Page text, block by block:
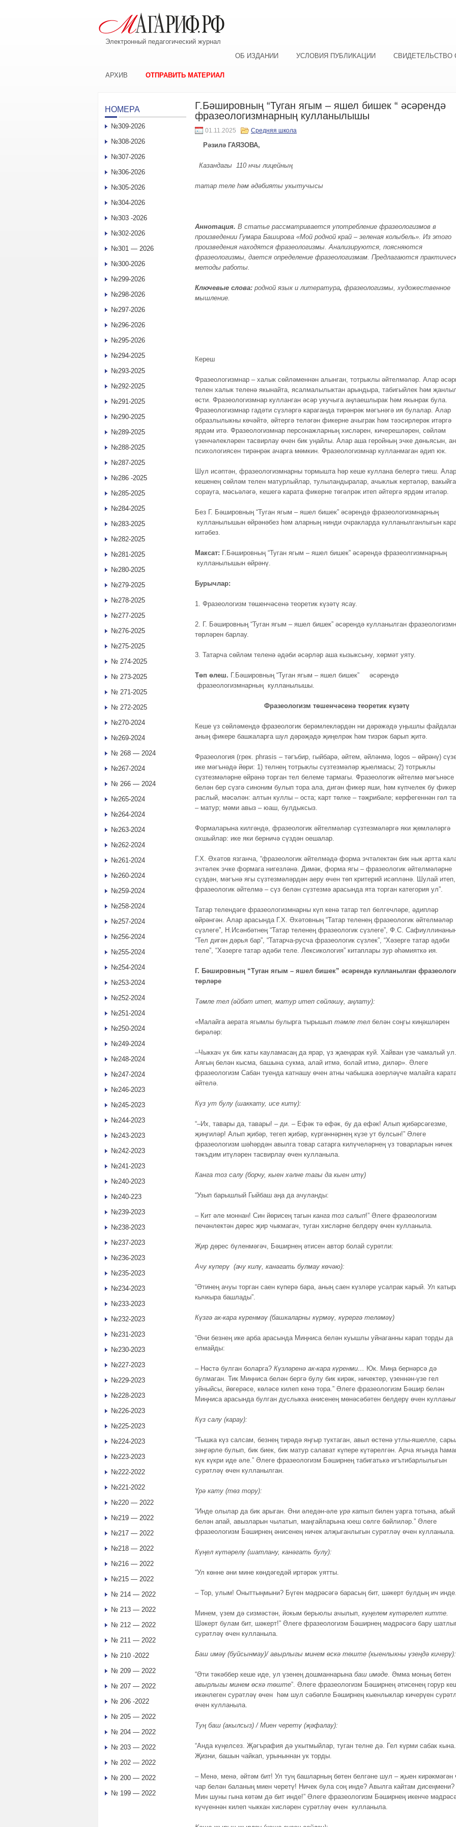
Электронный педагогический журнал
ОБ ИЗДАНИИ
УСЛОВИЯ ПУБЛИКАЦИИ СВИДЕТЕЛЬСТВО
АРХИВ ОТПРАВИТЬ МАТЕРИАЛ
Г.Бәшировның “Туган ягым – яшел бишек “ әсәрендә
фразеологизмнарның кулланылышы
01.11.2025 Средняя школа
Рәзилә ГАЯЗОВА,
Казандагы 110 нчы лицейның
татар теле һәм әдәбияты укытучысы
Аннотация. В статье рассматривается употребление фразеологизмов в
произведении Гумара Баширова «Мой родной край –зеленая колыбель». Из этого
произведения находятся фразеологизмы. Анализируются, поясняются
фразеологизмы, дается определение фразеологизмам. Предлагаются
методы работы.
Ключевые слова: родной язык и литература, фразеологизмы, художественное
мышление.
Кереш
Фразеологизмнар – халык сөйләменнән алынган, тотрыклы әйтелмәләр. Алар
телен халык теленә якынайта, ясалмалылыктан арындыра, табигыйлек һәм
өсти. Фразеологизмнар кулланган әсәр укучыга аңлаешлырак һәм якынрак була.
Фразеологизмнар гадәти сүзләргә караганда тирәнрәк мәгънәгә ия булалар. Алар
образлылыкны көчәйтә, әйтергә теләгән фикерне ачыграк һәм тәэсирлерәк итәргә
ярдәм итә. Фразеологизмнар персонажларның хисләрен, кичерешләрен, сөйләм
үзенчәлекләрен тасвирлау өчен бик уңайлы. Алар аша геройның эчке дөньясын,
психологиясен тирәнрәк ачарга мөмкин. Фразеологизмнар кулланмаган әдип юк.
Шул исәптән, фразеологизмнарны тормышта һәр кеше куллана белергә тиеш. Алар
кешенең сөйләм телен матурлыйлар, тулыландыралар, ачыклык кертәләр,
сорауга, мәсьәләгә, кешегә карата фикерне төгәлрәк итеп әйтергә ярдәм итәләр.
Без Г. Бәшировның “Туган ягым – яшел бишек” әсәрендә фразеологизмнарның
кулланылышын өйрәнәбез һәм аларның нинди очракларда кулланылганлыгын
китәбез.
Максат: Г.Бәшировның “Туган ягым – яшел бишек” әсәрендә фразеолгизмнарның
кулланылышын өйрәнү.
Бурычлар:
1. Фразеологизм төшенчәсенә теоретик күзәтү ясау.
2. Г. Бәшировның “Туган ягым – яшел бишек” әсәрендә кулланылган
төрләрен барлау.
3. Татарча сөйләм теленә әдәби әсәрләр аша кызыксыну, хөрмәт уяту.
Төп өлеш. Г.Бәшировның “Туган ягым – яшел бишек” әсәрендә
фразеологизмнарның кулланылышы.
Фразеологизм төшенчәсенә теоретик күзәтү
Кеше үз сөйләмендә фразеологик берәмлекләрдән ни дәрәжәдә уңышлы
аның фикере башкаларга шул дәрәҗәдә җиңелрәк һәм тизрәк барып җитә.
Фразеология (грек. phrasis – тәгъбир, гыйбарә, әйтем, әйләнмә, logos – өйрәнү)
ике мәгънәдә йөри: 1) телнең тотрыклы сүзтезмәләр җыелмасы; 2) тотрыклы
сүзтезмәләрне өйрәнә торган тел белеме тармагы. Фразеологик әйтелмә мәгънәсе
белән бер сүзгә синоним булып тора ала, дигән фикер яши, һәм күпчелек бу
раслый, мәсәлән: алтын куллы – оста; карт төлке – тәҗрибәле; керфегеннән гөл
– матур; мәми авыз – юаш, булдыксыз.
Формаларына килгәндә, фразеологик әйтелмәләр сүзтезмәләргә яки җөмләләргә
охшыйлар: ике яки берничә сүздән оешалар.
Г.Х. Әхәтов язганча, “фразеологик әйтелмәдә форма эчтәлектән бик нык артта
эчтәлек эчке формага нигезләнә. Димәк, форма ягы – фразеологик әйтелмәләрне
сүздән, мәгънә ягы сүзтезмәләрдән аеру өчен төп критерий исәпләнә. Шулай итеп,
фразеологик әйтелмә – сүз белән сүзтезмә арасында ята торган категория ул”.
Татар телендәге фразеологизмнарны күп кенә татар тел белгечләре, әдипләр
өйрәнгән. Алар арасында Г.Х. Әхәтовның “Татар теленең фразеологик әйтелмәләр
сүзлеге”, Н.Исәнбәтнең “Татар теленең фразеологик сүзлеге”, Ф.С.
“Тел дигән дәрья бар”, “Татарча-русча фразеологик сүзлек”, “Хәзерге татар әдәби
теле”, “Хәзерге татар әдәби теле. Лексикология” китаплары зур әһәмияткә ия.
Г. Бәшировның “Туган ягым – яшел бишек” әсәрендә кулланылган
төрләре
Тәмле тел (әйбәт итеп, матур итеп сөйләшү, аңлату):
«Малайга аерата ягымлы булырга тырышып тәмле тел белән соңгы киңәшләрен
бирәләр:
–Чыккач ук бик каты кауламасаң да ярар, үз җаеңарак куй. Хайван үзе чамалый ул.
Аягың белән кысма, башына сукма, алай итмә, болай итмә, диләр». Әлеге
фразеологизм Сабан туенда катнашу өчен атны чабышка әзерләүче малайга
әйтелә.
Күз ут булу (шаккату, исе китү):
“–Их, тавары да, тавары! – ди. – Ефәк тә ефәк, бу да ефәк! Алып җибәрсәгезме,
җиңгиләр! Алып җибәр, тегеп җибәр, күргәннәрнең күзе ут булсын!” Әлеге
фразеологизм шәһәрдән авылга товар сатарга килүчеләрнең үз товарларын ничек
тәкъдим итүләрен тасвирлау өчен кулланыла.
Канга тоз салу (борчу, кыен хәлне тагы да кыен итү)
“Узып барышлый Гыйбаш аңа да ачуланды:
– Кит әле моннан! Син йөрисең тагын канга тоз салып!” Әлеге фразеологизм
печәнлектән дөрес җир чыкмагач, туган хисләрне белдерү өчен кулланыла.
Җир дөрес бүленмәгәч, Бәширнең әтисен автор болай сурәтли:
Ачу күперү (ачу килү, канәгать булмау көчәю):
“Әтинең ачуы торган саен күперә бара, аның саен күзләре усалрак карый. Ул
кычкыра башлады”.
Күзгә ак-кара күренмәү (башкаларны күрмәү, күрергә теләмәү)
“Әни безнең ике арба арасында Миңниса белән куышлы уйнаганны карап торды да
елмайды:
– Нәстә булган боларга? Күзләренә ак-кара күренми… Юк. Миңа бернәрсә дә
булмаган. Тик Миңниса белән бергә булу бик кирәк, ничектер, үзеннән-үзе гел
уйныйсы, йөгерәсе, көләсе килеп кенә тора.” Әлеге фразеологизм Бәшир белән
Миңниса арасында булган дуслыкка әнисенең мөнәсәбәтен белдерү өчен
Күз салу (карау):
“Тышка күз салсам, безнең тирәдә яңгыр туктаган, авыл өстенә утлы-яшелле,
зәңгәрле булып, бик биек, бик матур салават күпере күтәрелгән. Арча ягында
күк күкри иде әле.” Әлеге фразеологизм Бәширнең табигатькә игътибарлылыгын
сурәтләү өчен кулланылган.
Үрә кату (төз тору):
“Инде олылар да бик арыган. Әни әледән-әле үрә катып билен уарга тотына, абый
белән апай, авызларын чылатып, маңгайларына юеш сөлге бәйлиләр.” Әлеге
фразеологизм Бәширнең әнисенең ничек алҗыганлыгын сурәтләү өчен кулланыла.
Күңел күтәрелү (шатлану, канәгать булу):
“Ул көнне әни мине көндәгедәй иртәрәк уятты.
– Тор, улым! Оныттыңмыни? Бүген мәдрәсәгә барасың бит, шәкерт булдың ич
Минем, үзем дә сизмәстән, йокым берьюлы ачылып, күңелем күтәрелеп китте.
Шәкерт булам бит, шәкерт!” Әлеге фразеологизм Бәширнең мәдрәсәгә бару
сурәтләү өчен кулланыла.
Баш имәү (буйсынмау)/ авырлыгы минем өскә төште (кыенлыкны үзеңдә кичерү):
“Әти тәкәббер кеше иде, ул үзенең дошманнарына баш имәде. Әмма моның бөтен
авырлыгы минем өскә төште”. Әлеге фразеологизм Бәширнең әтисенең горур
икәнлеген сурәтләү өчен һәм шул сәбәпле Бәширнең кыенлыклар кичерүен
өчен кулланыла.
Туң баш (акылсыз) / Миен черетү (җәфалау):
“Анда күңелсез. Җәгърафия дә укытмыйлар, туган телне дә. Гел күрми сабак кына.
Җизни, башын чайкап, урыныннан ук торды.
– Менә, менә, әйтәм бит! Ул туң башларның бөтен белгәне шул – җыен кирәкмәгән
чар белән баланың миен черетү! Ничек була соң инде? Авылга кайтам дисеңмени?
Мин шуны гына көтәм дә бит инде!” Әлеге фразеологизм Бәширнең икенче
күчүеннән килеп чыккан хисләрен сурәтләү өчен кулланыла.
НОМЕРА
№309-2026
№308-2026
№307-2026
№306-2026
№305-2026
№304-2026
№303 -2026
№302-2026
№301 — 2026
№300-2026
№299-2026
№298-2026
№297-2026
№296-2026
№295-2026
№294-2025
№293-2025
№292-2025
№291-2025
№290-2025
№289-2025
№288-2025
№287-2025
№286 -2025
№285-2025
№284-2025
№283-2025
№282-2025
№281-2025
№280-2025
№279-2025
№278-2025
№277-2025
№276-2025
№275-2025
№ 274-2025
№ 273-2025
№ 271-2025
№ 272-2025
№270-2024
№269-2024
№ 268 — 2024
№267-2024
№ 266 — 2024
№265-2024
№264-2024
№263-2024
№262-2024
№261-2024
№260-2024
№259-2024
№258-2024
№257-2024
№256-2024
№255-2024
№254-2024
№253-2024
№252-2024
№251-2024
№250-2024
№249-2024
№248-2024
№247-2024
№246-2023
№245-2023
№244-2023
№243-2023
№242-2023
№241-2023
№240-2023
№240-223
№239-2023
№238-2023
№237-2023
№236-2023
№235-2023
№234-2023
№233-2023
№232-2023
№231-2023
№230-2023
№227-2023
№229-2023
№228-2023
№226-2023
№225-2023
№224-2023
№223-2023
№222-2022
№221-2022
№220 — 2022
№219 — 2022
№217 — 2022
№218 — 2022
№216 — 2022
№215 — 2022
№ 214 — 2022
№ 213 — 2022
№ 212 — 2022
№ 211 — 2022
№ 210 -2022
№ 209 — 2022
№ 207 — 2022
№ 206 -2022
№ 205 — 2022
№ 204 — 2022
№ 203 — 2022
№ 202 — 2022
№ 200 — 2022
№ 199 — 2022